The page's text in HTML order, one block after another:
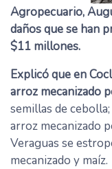
Agropecuario,
daños que se han
$11 millones.
Explicó que en
arroz mecanizado
semillas de
arroz mecanizado
Veraguas se
mecanizado y maíz.